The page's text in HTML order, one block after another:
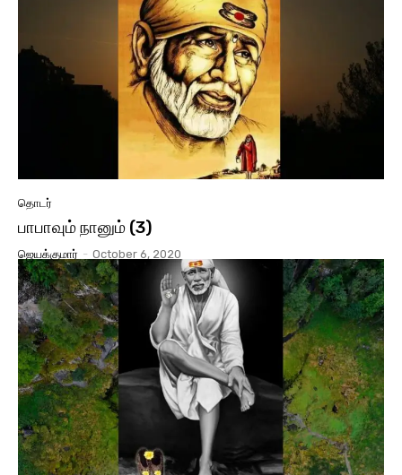
தொடர்
பாபாவும் நானும் (3)
ஜெயக்குமார் - October 6, 2020